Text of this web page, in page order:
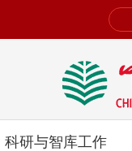
科研与智库工作